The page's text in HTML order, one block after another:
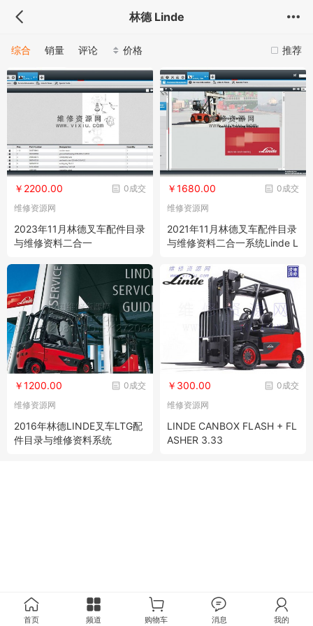
林德 Linde
推荐
综合 销量 评论 价格
0成交
￥2200.00
维修资源网
2023年11月林德叉车配件目录
与维修资料二合一
0成交
￥1680.00
维修资源网
2021年11月林德叉车配件目录
与维修资料二合一系统Linde L
0成交
￥1200.00
维修资源网
2016年林德LINDE叉车LTG配
件目录与维修资料系统
0成交
￥300.00
维修资源网
LINDE CANBOX FLASH + FL
ASHER 3.33
首页 频道 购物车 消息 我的